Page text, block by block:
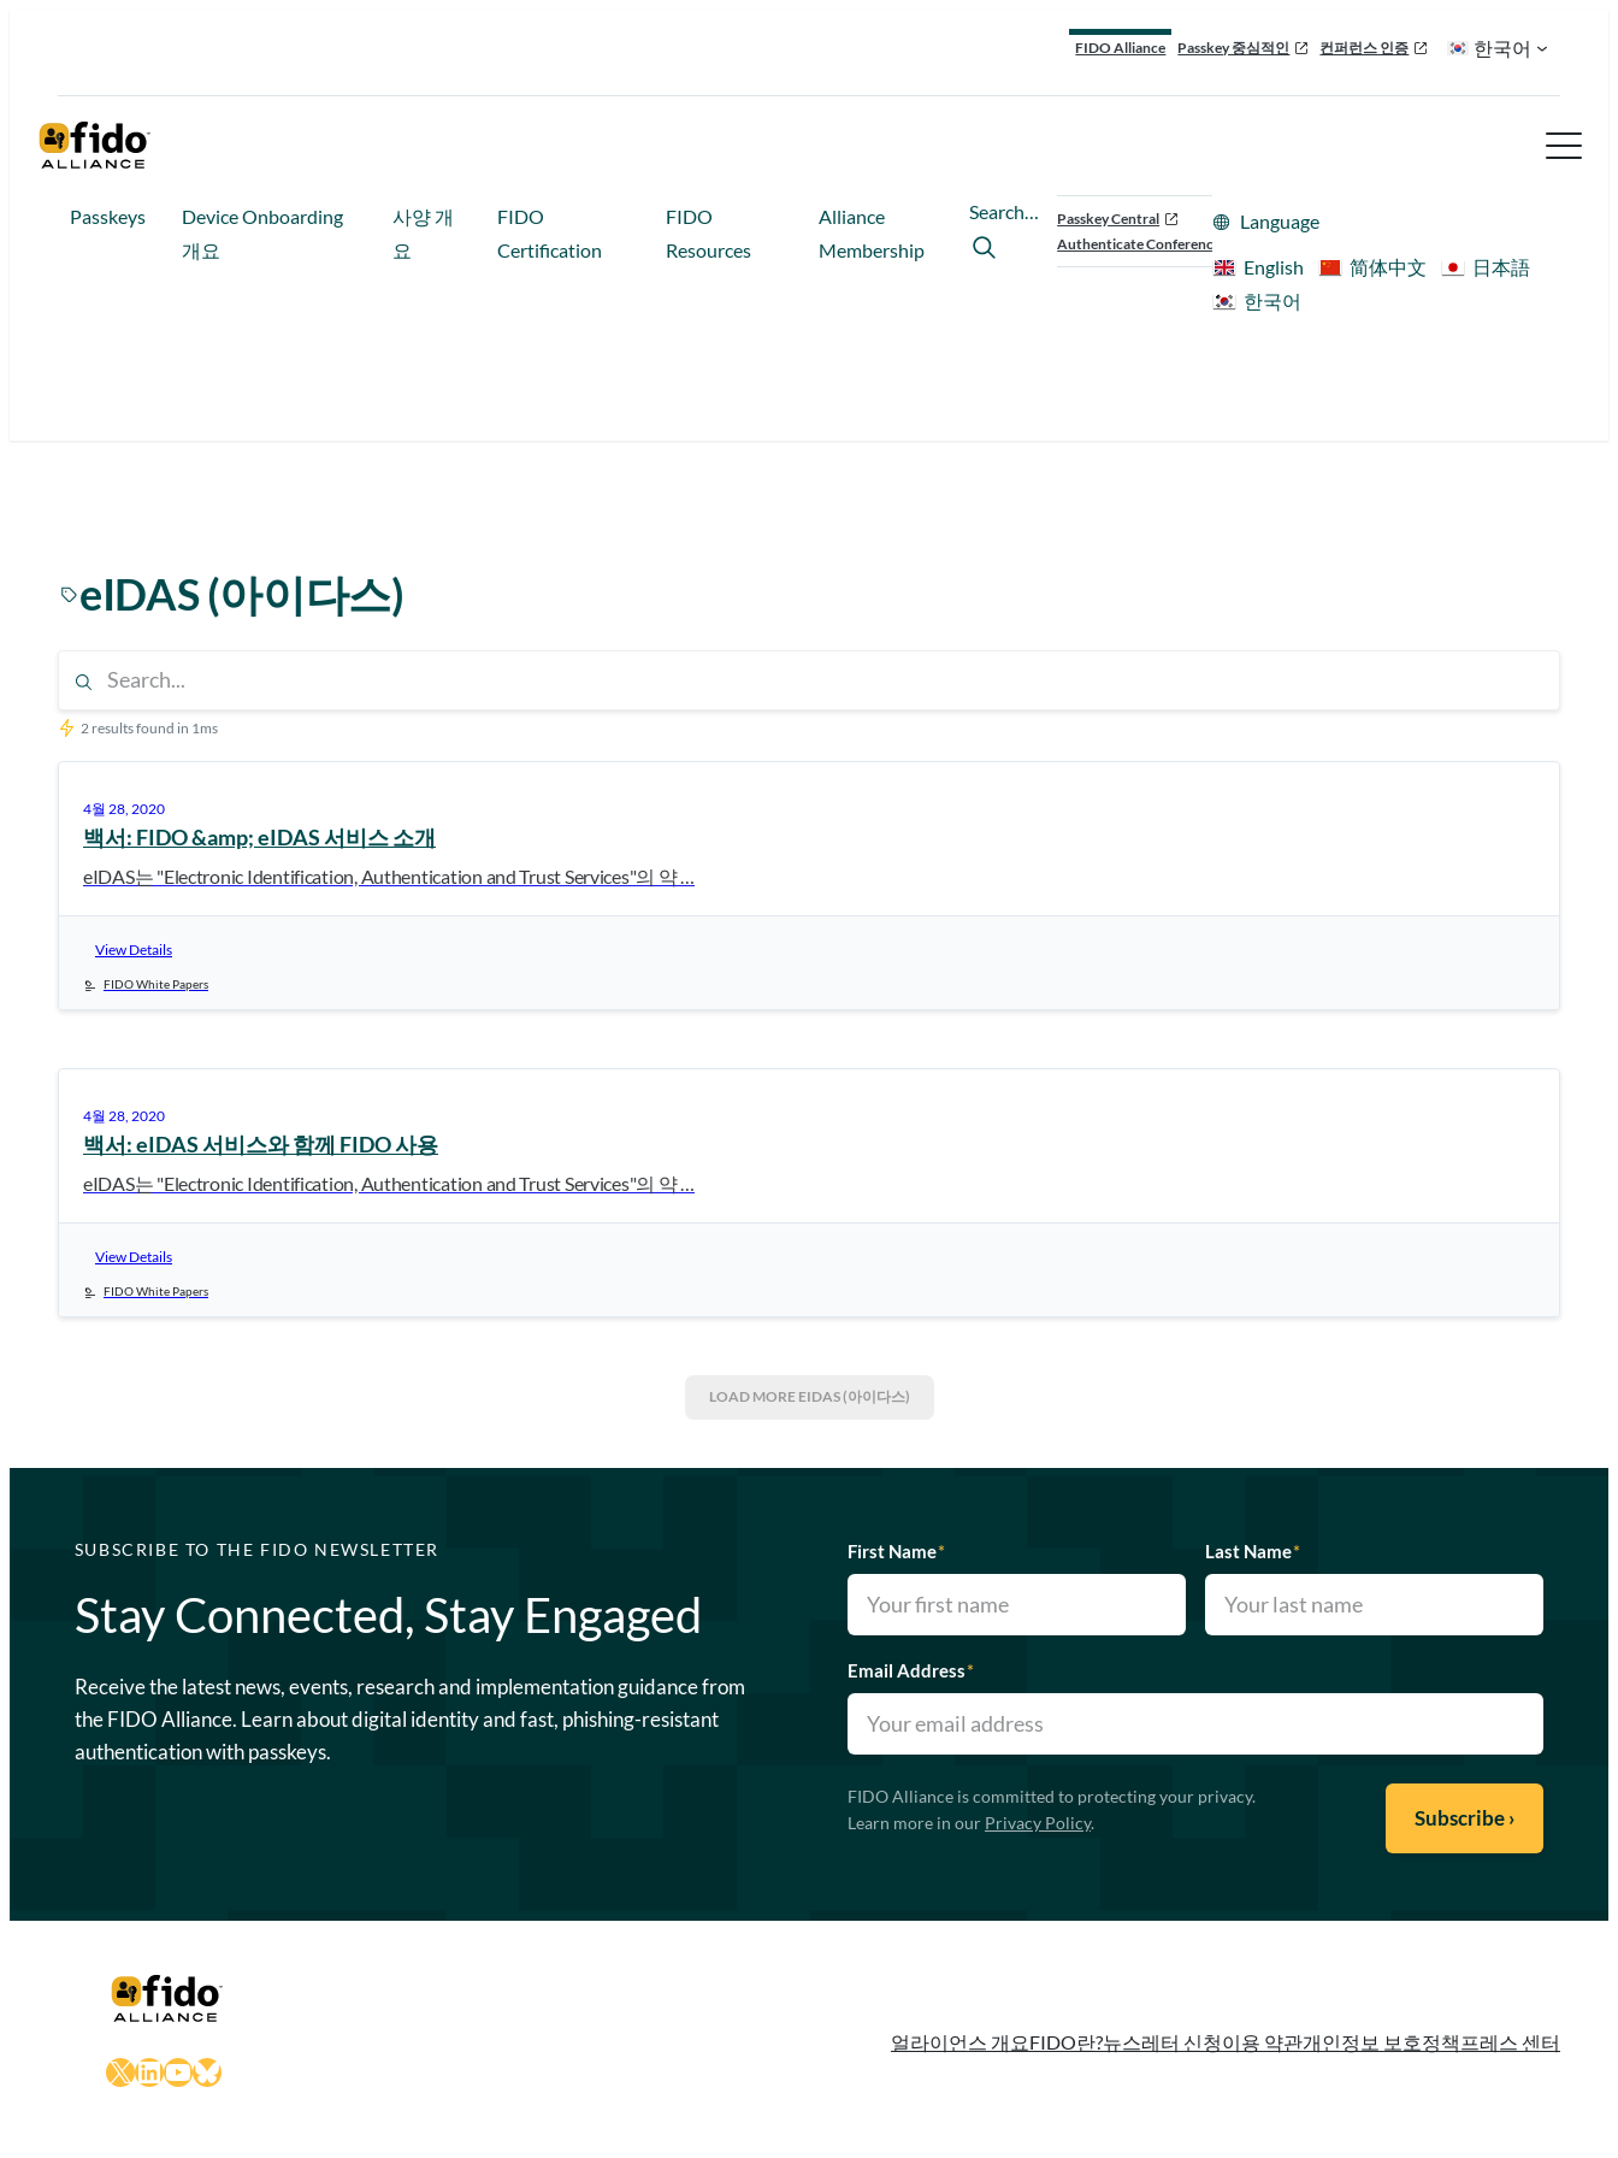
FIDO Alliance Passkey 중심적인 컨퍼런스 인증 한국어
Passkeys
Device Onboarding
개요
사양 개
요
FIDO
Certification
FIDO
Resources
Alliance
Membership
Search…
Passkey Central
Authenticate Conference
Language
English
简体中文
日本語
한국어
eIDAS (아이다스)
2 results found in 1ms
4월 28, 2020
백서: FIDO &amp; eIDAS 서비스 소개
eIDAS는 "Electronic Identification, Authentication and Trust Services"의 약 …
View Details
FIDO White Papers
4월 28, 2020
백서: eIDAS 서비스와 함께 FIDO 사용
eIDAS는 "Electronic Identification, Authentication and Trust Services"의 약 …
View Details
FIDO White Papers
LOAD MORE EIDAS (아이다스)
SUBSCRIBE TO THE FIDO NEWSLETTER
Stay Connected, Stay Engaged
Receive the latest news, events, research and implementation guidance from
the FIDO Alliance. Learn about digital identity and fast, phishing-resistant
authentication with passkeys.
First Name* Last Name*
Email Address*
FIDO Alliance is committed to protecting your privacy.
Learn more in our Privacy Policy.
X LinkedIn
YouTube
Bluesky
얼라이언스 개요FIDO란?뉴스레터 신청이용 약관개인정보 보호정책 프레스 센터